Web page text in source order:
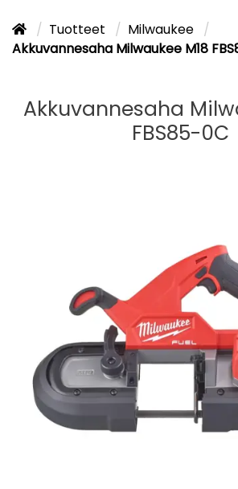
Tuotteet
Milwaukee
Akkuvannesaha Milwaukee M18
Akkuvannesaha
FBS85-0C